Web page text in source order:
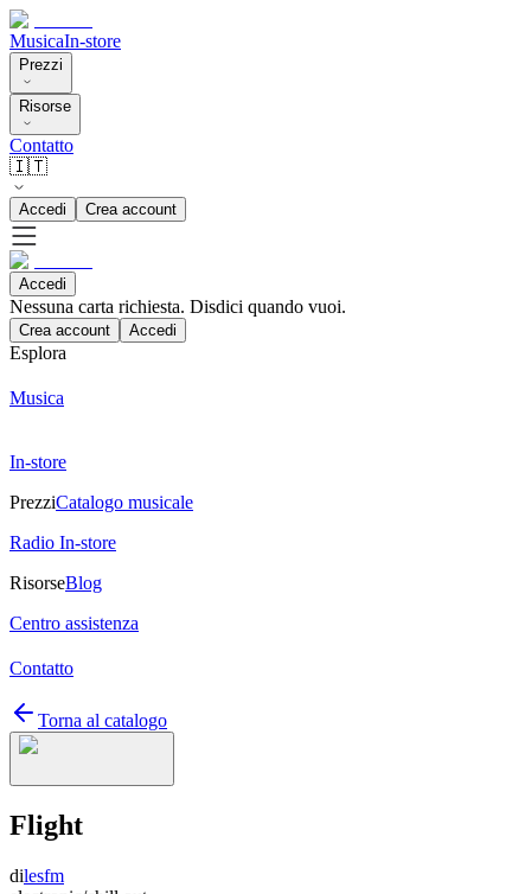
MusicaIn-store
Prezzi
Risorse
Contatto
🇮🇹
Accedi Crea account
Accedi
Nessuna carta richiesta. Disdici quando vuoi.
Crea account Accedi
Esplora
Musica
In-store
PrezziCatalogo musicale
Radio In-store
RisorseBlog
Centro assistenza
Contatto
Torna al catalogo
Flight
dilesfm